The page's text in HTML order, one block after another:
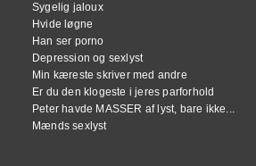
Sygelig jaloux
Hvide løgne
Han ser porno
Depression og sexlyst
Min kæreste skriver med andre
Er du den klogeste i jeres parforhold
Peter havde MASSER af lyst, bare ikke...
Mænds sexlyst